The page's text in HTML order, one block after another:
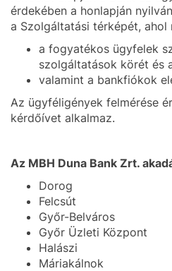
érdekében a honlapján
a Szolgáltatási térképét, ahol
a fogyatékos ügyfelek
szolgáltatások körét és
valamint a bankfiókok
Az ügyféligények felmérése
kérdőívet alkalmaz.
Az MBH Duna Bank Zrt.
Dorog
Felcsút
Győr-Belváros
Győr Üzleti Központ
Halászi
Máriakálnok